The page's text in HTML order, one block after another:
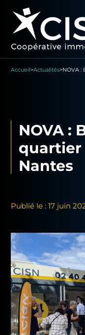
Accueil>Actualités>NOVA :
NOVA :
quartier
Nantes
Publié le : 17 juin